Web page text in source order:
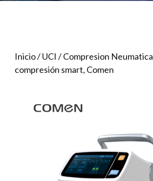
Inicio/UCI /Compresion Neumatica
compresión smart, Comen